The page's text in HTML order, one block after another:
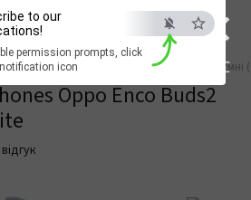
×
ESC
to our
permission prompts, click
icon
аудіо Бездротові навушники
Oppo Enco Buds2